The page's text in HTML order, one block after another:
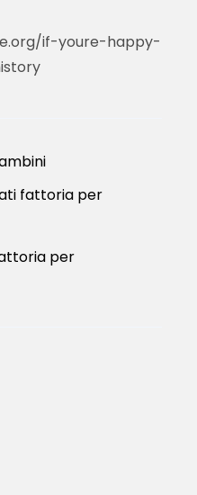
if-youre-happy-
fattoria per
per